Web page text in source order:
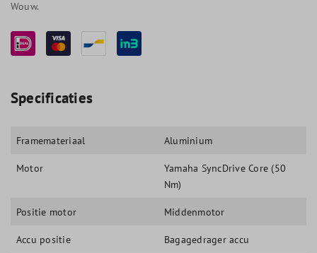
Wouw.
Specificaties
Framemateriaal Aluminium
Motor
Yamaha SyncDrive Core (50
Nm)
Positie motor Middenmotor
Accu positie Bagagedrager accu